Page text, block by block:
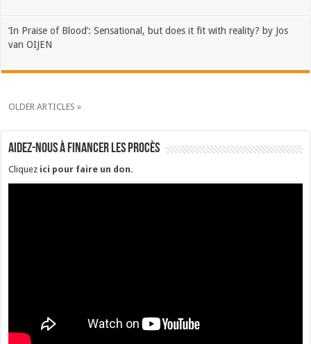
‘In Praise of Blood’: Sensational, but does it fit with reality? by Jos
van OIJEN
OLDER ARTICLES »
Aidez-nous à financer les procès
Cliquez ici pour faire un don.